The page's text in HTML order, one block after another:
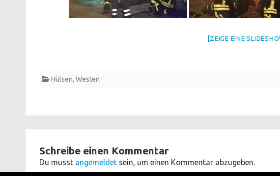
[ZEIGE EINE
Hülsen, Westen
Schreibe einen Kommentar
Du musst angemeldet sein, um einen Kommentar abzugeben.